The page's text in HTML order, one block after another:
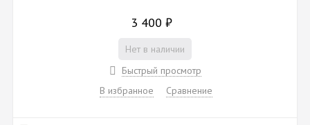
3 400 ₽
Нет в наличии
Быстрый просмотр
В избранное
Сравнение